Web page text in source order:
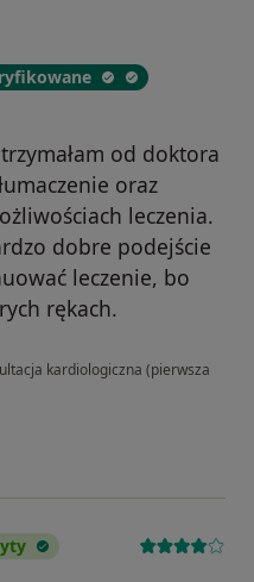
od doktora
oraz
leczenia.
dobre podejście
leczenie, bo
rękach.
kardiologiczna (pierwsza